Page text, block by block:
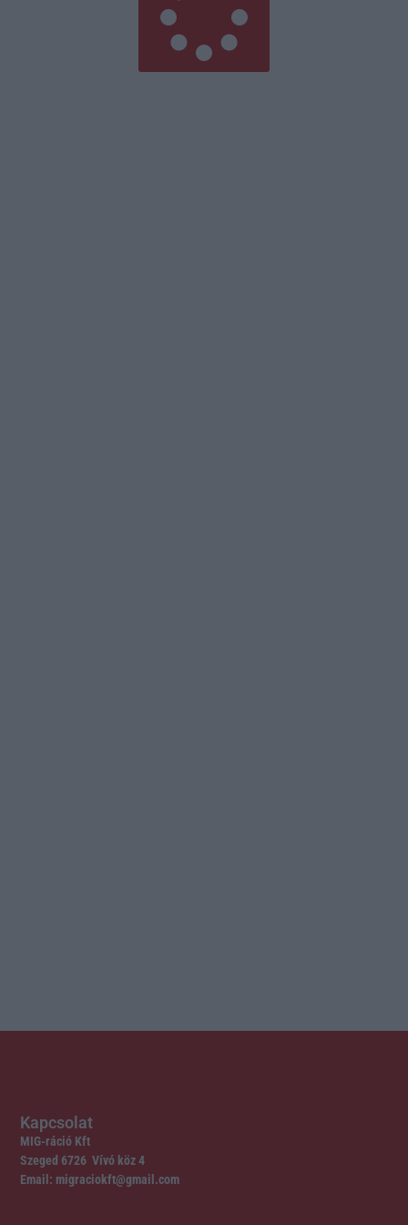
Kapcsolat
MIG-ráció Kft
Szeged 6726 Vívó köz 4
Email: migraciokft@gmail.com